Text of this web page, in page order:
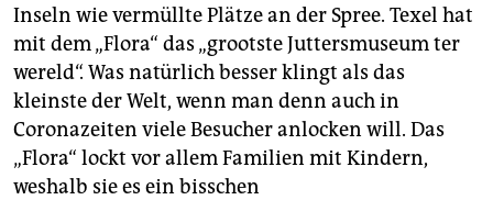
Inseln wie vermüllte Plätze an der Spree. Texel hat
mit dem „Flora“ das „grootste Juttersmuseum ter
wereld“. Was natürlich besser klingt als das
kleinste der Welt, wenn man denn auch in
Coronazeiten viele Besucher anlocken will. Das
„Flora“ lockt vor allem Familien mit Kindern,
weshalb sie es ein bisschen